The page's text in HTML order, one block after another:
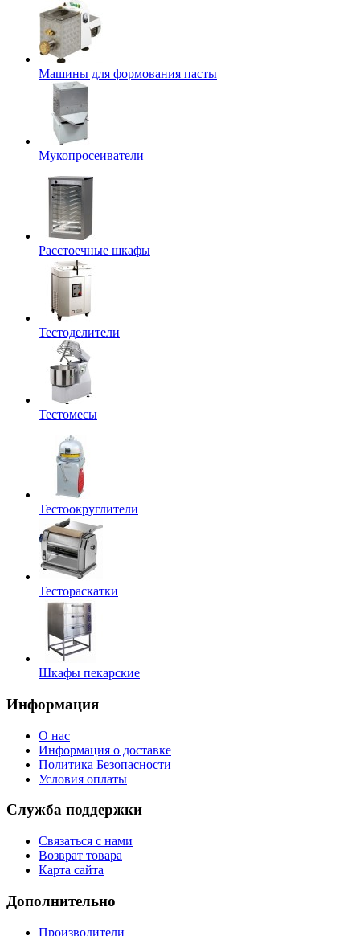
Машины для формования пасты
Мукопросеиватели
Расстоечные шкафы
Тестоделители
Тестомесы
Тестоокруглители
Тестораскатки
Шкафы пекарские
Информация
О нас
Информация о доставке
Политика Безопасности
Условия оплаты
Служба поддержки
Связаться с нами
Возврат товара
Карта сайта
Дополнительно
Производители